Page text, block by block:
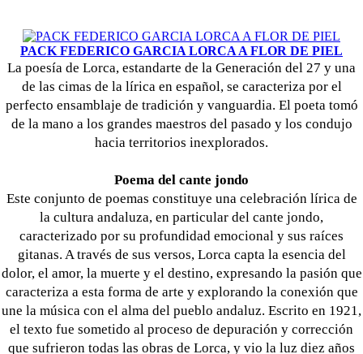
PACK FEDERICO GARCIA LORCA A FLOR DE PIEL
La poesía de Lorca, estandarte de la Generación del 27 y una
de las cimas de la lírica en español, se caracteriza por el
perfecto ensamblaje de tradición y vanguardia. El poeta tomó
de la mano a los grandes maestros del pasado y los condujo
hacia territorios inexplorados.
Poema del cante jondo
Este conjunto de poemas constituye una celebración lírica de
la cultura andaluza, en particular del cante jondo,
caracterizado por su profundidad emocional y sus raíces
gitanas. A través de sus versos, Lorca capta la esencia del
dolor, el amor, la muerte y el destino, expresando la pasión que
caracteriza a esta forma de arte y explorando la conexión que
une la música con el alma del pueblo andaluz. Escrito en 1921,
el texto fue sometido al proceso de depuración y corrección
que sufrieron todas las obras de Lorca, y vio la luz diez años